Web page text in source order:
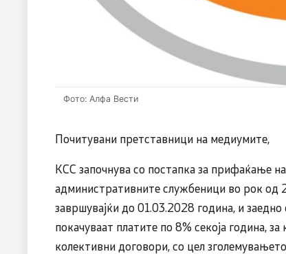
Фото: Алфа Вести
Почитувани претставници на медиумите,
КСС започнува со постапка за прифаќање
административните службеници во рок од
завршувајќи до 01.03.2028 година, и
покачуваат платите по 8% секоја година,
колективни договори, со цел